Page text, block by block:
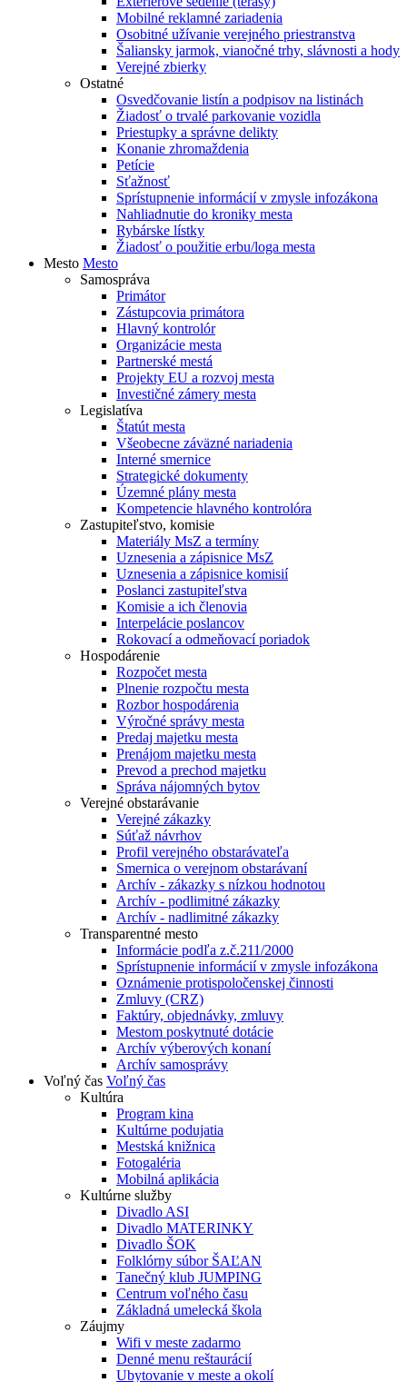
Mobilné reklamné zariadenia
Osobitné užívanie verejného priestranstva
Šaliansky jarmok, vianočné trhy, slávnosti a hody
Verejné zbierky
Ostatné
Osvedčovanie listín a podpisov na listinách
Žiadosť o trvalé parkovanie vozidla
Priestupky a správne delikty
Konanie zhromaždenia
Petície
Sťažnosť
Sprístupnenie informácií v zmysle infozákona
Nahliadnutie do kroniky mesta
Rybárske lístky
Žiadosť o použitie erbu/loga mesta
Mesto Mesto
Samospráva
Primátor
Zástupcovia primátora
Hlavný kontrolór
Organizácie mesta
Partnerské mestá
Projekty EU a rozvoj mesta
Investičné zámery mesta
Legislatíva
Štatút mesta
Všeobecne záväzné nariadenia
Interné smernice
Strategické dokumenty
Územné plány mesta
Kompetencie hlavného kontrolóra
Zastupiteľstvo, komisie
Materiály MsZ a termíny
Uznesenia a zápisnice MsZ
Uznesenia a zápisnice komisií
Poslanci zastupiteľstva
Komisie a ich členovia
Interpelácie poslancov
Rokovací a odmeňovací poriadok
Hospodárenie
Rozpočet mesta
Plnenie rozpočtu mesta
Rozbor hospodárenia
Výročné správy mesta
Predaj majetku mesta
Prenájom majetku mesta
Prevod a prechod majetku
Správa nájomných bytov
Verejné obstarávanie
Verejné zákazky
Súťaž návrhov
Profil verejného obstarávateľa
Smernica o verejnom obstarávaní
Archív - zákazky s nízkou hodnotou
Archív - podlimitné zákazky
Archív - nadlimitné zákazky
Transparentné mesto
Informácie podľa z.č.211/2000
Sprístupnenie informácií v zmysle infozákona
Oznámenie protispoločenskej činnosti
Zmluvy (CRZ)
Faktúry, objednávky, zmluvy
Mestom poskytnuté dotácie
Archív výberových konaní
Archív samosprávy
Voľný čas Voľný čas
Kultúra
Program kina
Kultúrne podujatia
Mestská knižnica
Fotogaléria
Mobilná aplikácia
Kultúrne služby
Divadlo ASI
Divadlo MATERINKY
Divadlo ŠOK
Folklórny súbor ŠAĽAN
Tanečný klub JUMPING
Centrum voľného času
Základná umelecká škola
Záujmy
Wifi v meste zadarmo
Denné menu reštaurácií
Ubytovanie v meste a okolí